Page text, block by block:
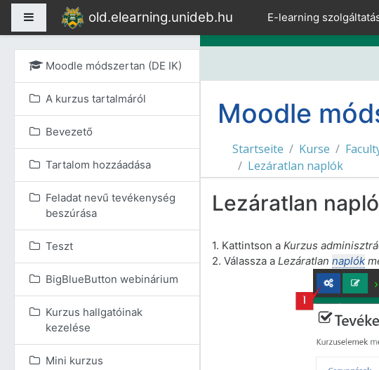
Website-Übersichtold.elearning.unideb.hu E-learning
Moodle
Startseite Kurse
Lezáratlan naplók
Lezáratlan
1. Kattintson a Kurzus
2. Válassza a Lezáratlan naplók
Moodle módszertan (DE IK)
A kurzus tartalmáról
Bevezető
Tartalom hozzáadása
Feladat nevű tevékenység
beszúrása
Teszt
BigBlueButton webinárium
Kurzus hallgatóinak
kezelése
Mini kurzus